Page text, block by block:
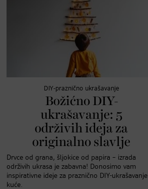
DIY-praznično ukrašavanje
Božićno DIY-
ukrašavanje: 5
održivih ideja za
originalno slavlje
Drvce od grana, šljokice od papira – izrada
održivih ukrasa je zabavna! Donosimo vam
inspirativne ideje za praznično DIY-ukrašavanje
kuće.